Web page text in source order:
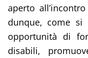
aperto
dunque, come si
opportunità di
disabili,